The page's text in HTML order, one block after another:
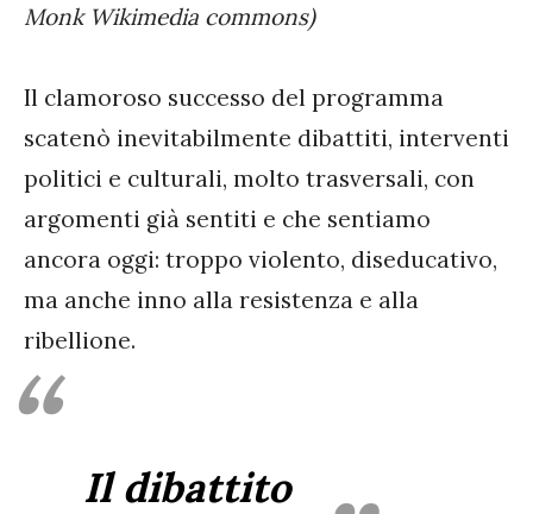
Monk Wikimedia commons)
Il clamoroso successo del programma
scatenò inevitabilmente dibattiti, interventi
politici e culturali, molto trasversali, con
argomenti già sentiti e che sentiamo
ancora oggi: troppo violento, diseducativo,
ma anche inno alla resistenza e alla
ribellione.
Il dibattito